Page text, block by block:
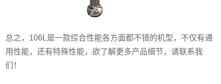
总之，106L是一款综合性能各方面都不错的机型，不仅有通
用性能，还有特殊性能，欲了解更多产品细节，请联系我
们！